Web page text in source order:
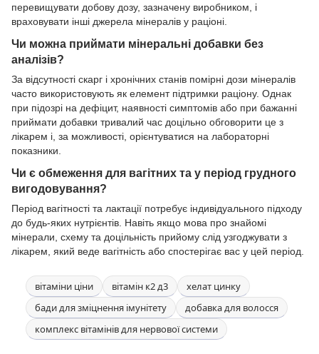
перевищувати добову дозу, зазначену виробником, і
враховувати інші джерела мінералів у раціоні.
Чи можна приймати мінеральні добавки без
аналізів?
За відсутності скарг і хронічних станів помірні дози мінералів
часто використовують як елемент підтримки раціону. Однак
при підозрі на дефіцит, наявності симптомів або при бажанні
приймати добавки тривалий час доцільно обговорити це з
лікарем і, за можливості, орієнтуватися на лабораторні
показники.
Чи є обмеження для вагітних та у період грудного
вигодовування?
Період вагітності та лактації потребує індивідуального підходу
до будь-яких нутрієнтів. Навіть якщо мова про знайомі
мінерали, схему та доцільність прийому слід узгоджувати з
лікарем, який веде вагітність або спостерігає вас у цей період.
вітаміни ціни вітамін к2 д3
хелат цинку
бади для зміцнення імунітету
добавка для волосся
комплекс вітамінів для нервової системи